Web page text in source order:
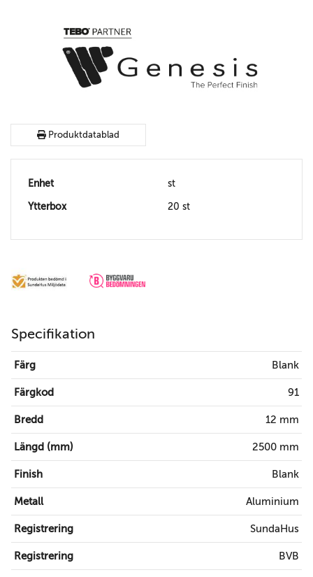
Produktdatablad
Enhet st
Ytterbox 20 st
Specifikation
Färg Blank
Färgkod 91
Bredd 12 mm
Längd (mm) 2500 mm
Finish Blank
Metall Aluminium
Registrering SundaHus
Registrering BVB